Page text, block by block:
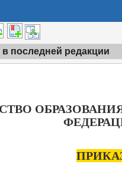
последней редакции